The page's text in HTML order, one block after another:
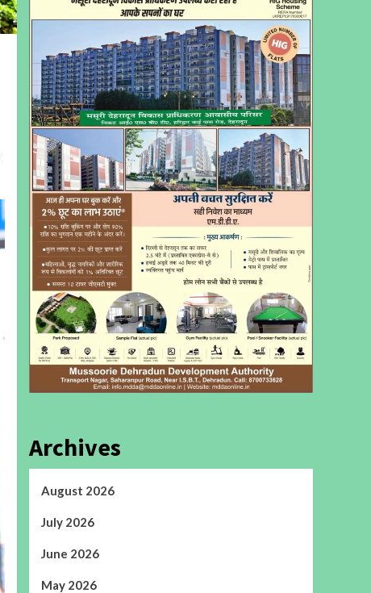
Archives
August 2026
July 2026
June 2026
May 2026